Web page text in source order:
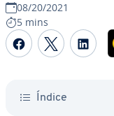
08/20/2021
5 mins
Compartir
Índice